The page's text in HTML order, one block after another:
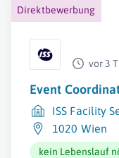
Direktbewerbung
vor 3 T
Event
ISS Facility
1020 Wien
kein Lebenslauf